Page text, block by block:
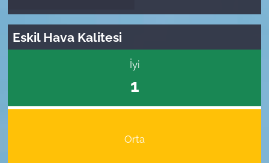
Eskil Hava Kalitesi
İyi
1
Orta